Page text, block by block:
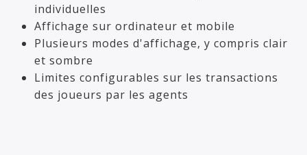
individuelles
Affichage sur ordinateur et mobile
Plusieurs modes d'affichage, y compris clair
et sombre
Limites configurables sur les transactions
des joueurs par les agents